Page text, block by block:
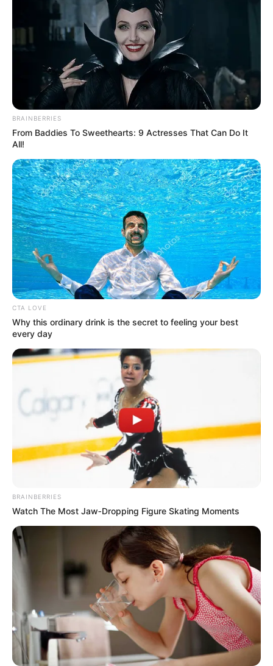
BRAINBERRIES
From Baddies To Sweethearts: 9 Actresses That Can Do It
All!
CTA LOVE
Why this ordinary drink is the secret to feeling your best
every day
BRAINBERRIES
Watch The Most Jaw‑Dropping Figure Skating Moments